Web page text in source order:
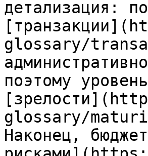
детализация:
glossary/
поэтому
glossary/
Наконец,